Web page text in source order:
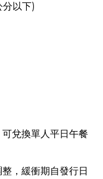
分以下)
兌換單人平日午餐
，緩衝期自發行日